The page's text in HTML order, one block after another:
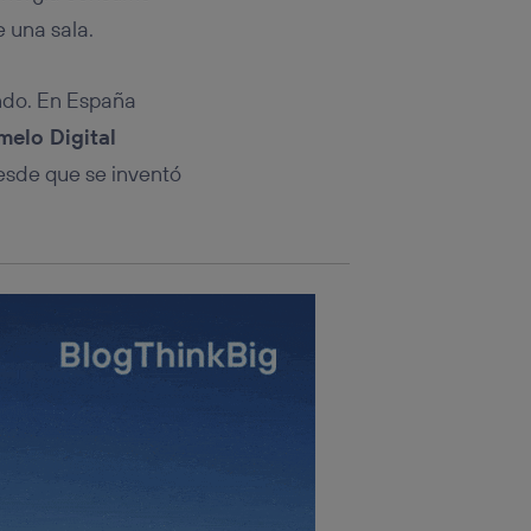
una sala.
En España
Digital
que se inventó
que